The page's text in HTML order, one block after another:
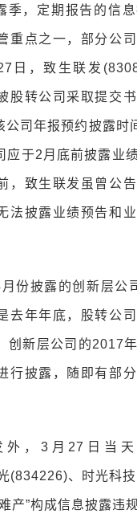
季，定期报告的信
重点之一，部分公
日，致生联发
股转公司采取提交
公司年报预约披露时
应于2月底前披露业
，致生联发虽曾公
法披露业绩预告和
份披露的创新层公
去年年底，股转公
创新层公司的2017
行披露，随即有部
外，3月27日当
(834226)、时光科
产”构成信息披露违